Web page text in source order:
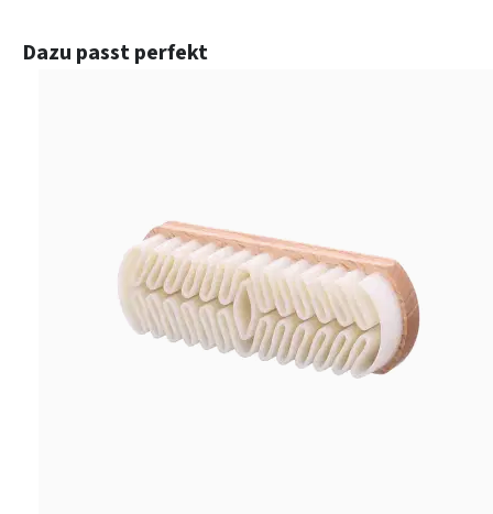
Produktgalerie überspringen
Dazu passt perfekt